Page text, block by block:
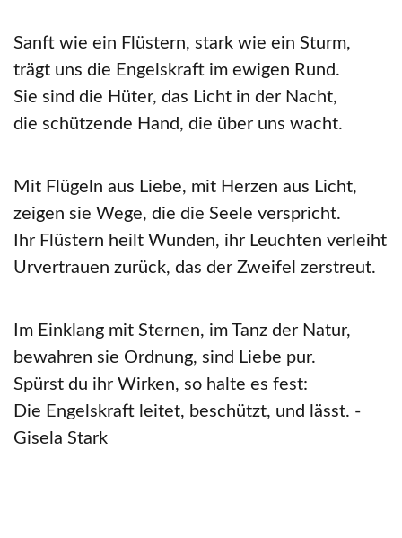
Sanft wie ein Flüstern, stark wie ein Sturm,
trägt uns die Engelskraft im ewigen Rund.
Sie sind die Hüter, das Licht in der Nacht,
die schützende Hand, die über uns wacht.
Mit Flügeln aus Liebe, mit Herzen aus Licht,
zeigen sie Wege, die die Seele verspricht.
Ihr Flüstern heilt Wunden, ihr Leuchten verleiht
Urvertrauen zurück, das der Zweifel zerstreut.
Im Einklang mit Sternen, im Tanz der Natur,
bewahren sie Ordnung, sind Liebe pur.
Spürst du ihr Wirken, so halte es fest:
Die Engelskraft leitet, beschützt, und lässt. -
Gisela Stark